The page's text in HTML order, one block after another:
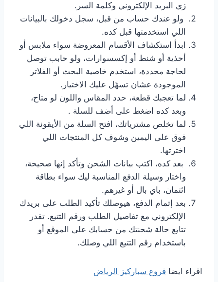
زي البريد الإلكتروني وكلمة السر.
ولو عندك حساب من قبل، سجل دخولك بالبيانات
اللي استخدمتها قبل كده.
ابدأ استكشاف الأقسام المعروضة سواء ملابس أو
أحذية أو شنط أو إكسسوارات، ولو حابب توصل
لحاجة محددة، استخدم خاصية البحث أو الفلاتر
الموجودة عشان تسهّل عليك الاختيار.
لما تعجبك قطعة، حدد المقاس واللون لو متاح،
وبعد كده اضغط على أضف للسلة .
لما تخلص مشترياتك، افتح السلة من الأيقونة اللي
فوق على اليمين وشوف كل المنتجات اللي
اخترتها.
بعد كده، اكتب بيانات الشحن وتأكد إنها صحيحة،
واختار وسيلة الدفع المناسبة ليك سواء بطاقة
ائتمان، باي بال أو غيرهم.
بعد إتمام الدفع، هيوصلك تأكيد الطلب على بريدك
الإلكتروني مع تفاصيل الطلب ورقم التتبع. تقدر
تتابع حالة شحنتك من حسابك على الموقع أو
باستخدام رقم التتبع اللي وصلك.
اقراء ايضا فروع سباركيز الرياض